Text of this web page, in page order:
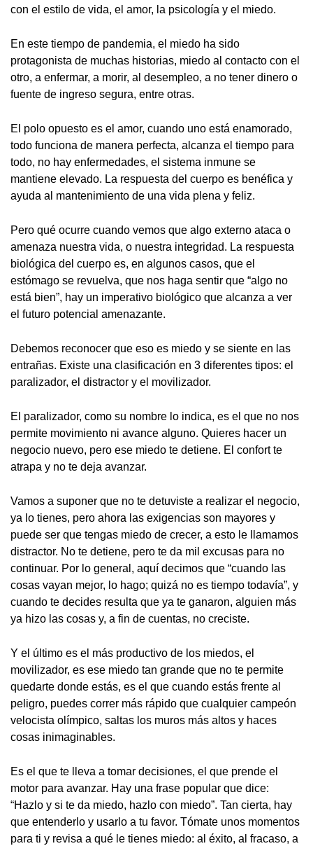
con el estilo de vida, el amor, la psicología y el miedo.
En este tiempo de pandemia, el miedo ha sido
protagonista de muchas historias, miedo al contacto con el
otro, a enfermar, a morir, al desempleo, a no tener dinero o
fuente de ingreso segura, entre otras.
El polo opuesto es el amor, cuando uno está enamorado,
todo funciona de manera perfecta, alcanza el tiempo para
todo, no hay enfermedades, el sistema inmune se
mantiene elevado. La respuesta del cuerpo es benéfica y
ayuda al mantenimiento de una vida plena y feliz.
Pero qué ocurre cuando vemos que algo externo ataca o
amenaza nuestra vida, o nuestra integridad. La respuesta
biológica del cuerpo es, en algunos casos, que el
estómago se revuelva, que nos haga sentir que “algo no
está bien”, hay un imperativo biológico que alcanza a ver
el futuro potencial amenazante.
Debemos reconocer que eso es miedo y se siente en las
entrañas. Existe una clasificación en 3 diferentes tipos: el
paralizador, el distractor y el movilizador.
El paralizador, como su nombre lo indica, es el que no nos
permite movimiento ni avance alguno. Quieres hacer un
negocio nuevo, pero ese miedo te detiene. El confort te
atrapa y no te deja avanzar.
Vamos a suponer que no te detuviste a realizar el negocio,
ya lo tienes, pero ahora las exigencias son mayores y
puede ser que tengas miedo de crecer, a esto le llamamos
distractor. No te detiene, pero te da mil excusas para no
continuar. Por lo general, aquí decimos que “cuando las
cosas vayan mejor, lo hago; quizá no es tiempo todavía”, y
cuando te decides resulta que ya te ganaron, alguien más
ya hizo las cosas y, a fin de cuentas, no creciste.
Y el último es el más productivo de los miedos, el
movilizador, es ese miedo tan grande que no te permite
quedarte donde estás, es el que cuando estás frente al
peligro, puedes correr más rápido que cualquier campeón
velocista olímpico, saltas los muros más altos y haces
cosas inimaginables.
Es el que te lleva a tomar decisiones, el que prende el
motor para avanzar. Hay una frase popular que dice:
“Hazlo y si te da miedo, hazlo con miedo”. Tan cierta, hay
que entenderlo y usarlo a tu favor. Tómate unos momentos
para ti y revisa a qué le tienes miedo: al éxito, al fracaso, a